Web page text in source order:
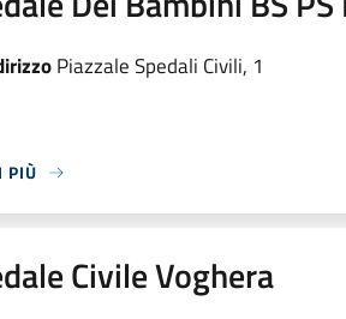
Piazzale Spedali Civili, 1
PIÙ
Civile Voghera